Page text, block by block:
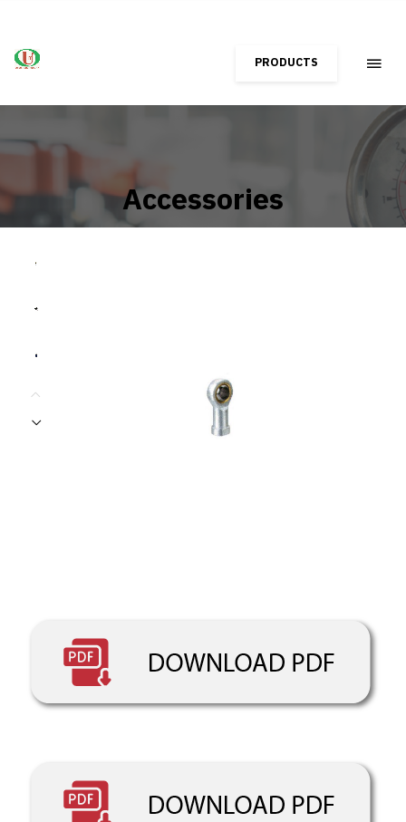
PRODUCTS
Accessories